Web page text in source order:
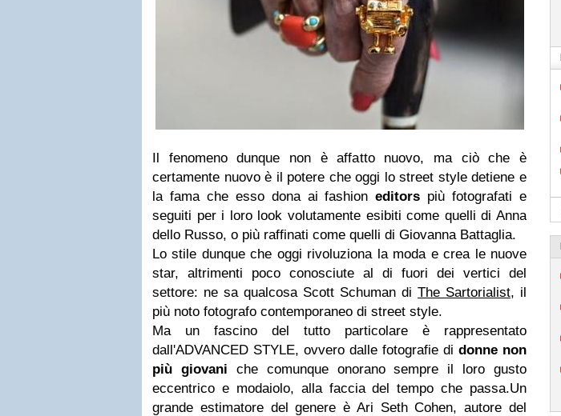
Il fenomeno dunque non è affatto nuovo, ma ciò che è
certamente nuovo è il potere che oggi lo street style detiene e
la fama che esso dona ai fashioneditors più fotografati e
seguiti per i loro look volutamente esibiti come quelli di Anna
dello Russo, o più raffinati come quelli di Giovanna Battaglia.
Lo stile dunque che oggi rivoluziona la moda e crea le nuove
star, altrimenti poco conosciute al di fuori dei vertici del
settore: ne sa qualcosa Scott Schuman di The Sartorialist, il
più noto fotografo contemporaneo di street style.
Ma un fascino del tutto particolare è rappresentato
dall'ADVANCED STYLE, ovvero dalle fotografie di donne non
più giovani che comunque onorano sempre il loro gusto
eccentrico e modaiolo, alla faccia del tempo che passa.Un
grande estimatore del genere è Ari Seth Cohen, autore del